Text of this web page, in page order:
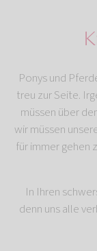
Ponys und
treu zur Seite.
müssen über
wir müssen
für immer gehen
In Ihren
denn uns alle